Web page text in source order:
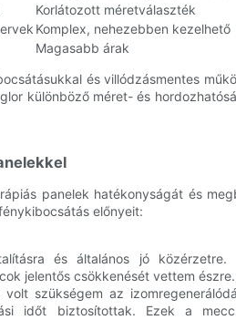
Korlátozott méretválaszték
Komplex, nehezebben kezelhető
Magasabb árak
és villódzásmentes
különböző méret- és
panelek hatékonyságát és
előnyeit:
és általános jó közérzetre.
jelentős csökkenését vettem észre.
szükségem az
időt biztosítottak. Ezek a